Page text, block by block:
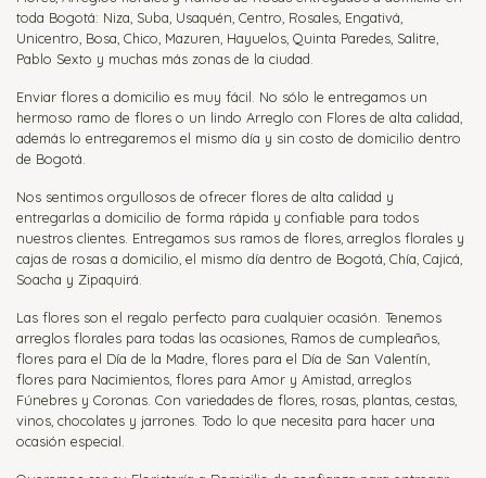
toda Bogotá: Niza, Suba, Usaquén, Centro, Rosales, Engativá,
Unicentro, Bosa, Chico, Mazuren, Hayuelos, Quinta Paredes, Salitre,
Pablo Sexto y muchas más zonas de la ciudad.
Enviar flores a domicilio es muy fácil. No sólo le entregamos un
hermoso ramo de flores o un lindo Arreglo con Flores de alta calidad,
además lo entregaremos el mismo día y sin costo de domicilio dentro
de Bogotá.
Nos sentimos orgullosos de ofrecer flores de alta calidad y
entregarlas a domicilio de forma rápida y confiable para todos
nuestros clientes. Entregamos sus ramos de flores, arreglos florales y
cajas de rosas a domicilio, el mismo día dentro de Bogotá, Chía, Cajicá,
Soacha y Zipaquirá.
Las flores son el regalo perfecto para cualquier ocasión. Tenemos
arreglos florales para todas las ocasiones, Ramos de cumpleaños,
flores para el Día de la Madre, flores para el Día de San Valentín,
flores para Nacimientos, flores para Amor y Amistad, arreglos
Fúnebres y Coronas. Con variedades de flores, rosas, plantas, cestas,
vinos, chocolates y jarrones. Todo lo que necesita para hacer una
ocasión especial.